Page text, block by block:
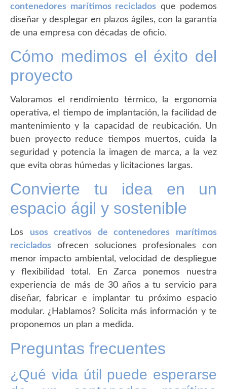
contenedores marítimos reciclados que podemos
diseñar y desplegar en plazos ágiles, con la garantía
de una empresa con décadas de oficio.
Cómo medimos el éxito del
proyecto
Valoramos el rendimiento térmico, la ergonomía
operativa, el tiempo de implantación, la facilidad de
mantenimiento y la capacidad de reubicación. Un
buen proyecto reduce tiempos muertos, cuida la
seguridad y potencia la imagen de marca, a la vez
que evita obras húmedas y licitaciones largas.
Convierte tu idea en un
espacio ágil y sostenible
Los usos creativos de contenedores marítimos
reciclados ofrecen soluciones profesionales con
menor impacto ambiental, velocidad de despliegue
y flexibilidad total. En Zarca ponemos nuestra
experiencia de más de 30 años a tu servicio para
diseñar, fabricar e implantar tu próximo espacio
modular. ¿Hablamos? Solicita más información y te
proponemos un plan a medida.
Preguntas frecuentes
¿Qué vida útil puede esperarse